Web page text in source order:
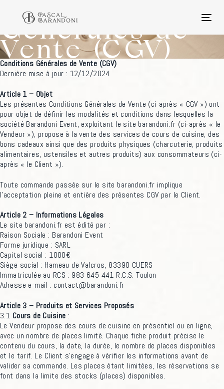
navigation
Skip
to
content
Conditions
Générales de
Vente (CGV)
Conditions Générales de Vente (CGV)
Dernière mise à jour : 12/12/2024
Article 1 – Objet
Les présentes Conditions Générales de Vente (ci-après « CGV ») ont
pour objet de définir les modalités et conditions dans lesquelles la
société Barandoni Event, exploitant le site barandoni.fr (ci-après « le
Vendeur »), propose à la vente des services de cours de cuisine, des
bons cadeaux ainsi que des produits physiques (charcuterie, produits
alimentaires, ustensiles et autres produits) aux consommateurs (ci-
après « le Client »).
Toute commande passée sur le site barandoni.fr implique
l’acceptation pleine et entière des présentes CGV par le Client.
Article 2 – Informations Légales
Le site barandoni.fr est édité par :
Raison Sociale : Barandoni Event
Forme juridique : SARL
Capital social : 1000€
Siège social : Hameau de Valcros, 83390 CUERS
Immatriculée au RCS : 983 645 441 R.C.S. Toulon
Adresse e-mail : contact@barandoni.fr
Article 3 – Produits et Services Proposés
3.1 Cours de Cuisine :
Le Vendeur propose des cours de cuisine en présentiel ou en ligne,
avec un nombre de places limité. Chaque fiche produit précise le
contenu du cours, la date, la durée, le nombre de places disponibles
et le tarif. Le Client s’engage à vérifier les informations avant de
valider sa commande. Les places étant limitées, les réservations se
font dans la limite des stocks (places) disponibles.